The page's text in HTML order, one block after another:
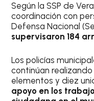
Según la SSP de
coordinación con
Defensa Nacional
supervisaron 184
Los policías
continúan
elementos y diez
apoyo en los